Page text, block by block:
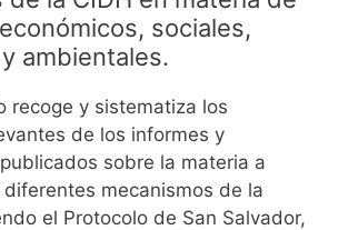
sociales,
ambientales.
recoge y sistematiza los
de los informes y
sobre la materia a
mecanismos de la
el Protocolo de San Salvador,